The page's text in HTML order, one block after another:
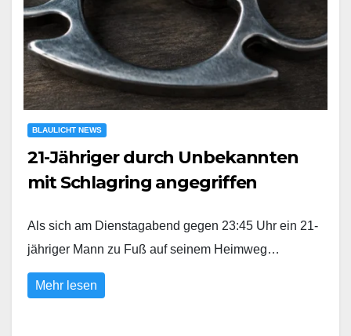
BLAULICHT NEWS
21-Jähriger durch Unbekannten
mit Schlagring angegriffen
Als sich am Dienstagabend gegen 23:45 Uhr ein 21-
jähriger Mann zu Fuß auf seinem Heimweg…
Mehr lesen